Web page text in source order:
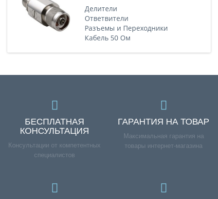
Делители
Ответвители
Разъемы и Переходники
Кабель 50 Ом
БЕСПЛАТНАЯ
КОНСУЛЬТАЦИЯ
Консультации от компетентных
специалистов
ГАРАНТИЯ НА ТОВАР
Максимальная гарантия на
товары интернет-магазина